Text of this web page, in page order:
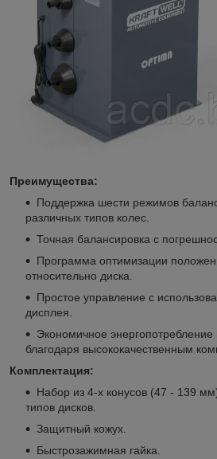
Преимущества:
Поддержка шести режимов
различных типов колес.
Точная балансировка с
Программа оптимизации
относительно диска.
Простое управление с
дисплея.
Экономичное энергопотребление
благодаря высококачественным
Комплектация:
Набор из 4-х конусов (47 - 139
типов дисков.
Защитный кожух.
Быстрозажимная гайка.